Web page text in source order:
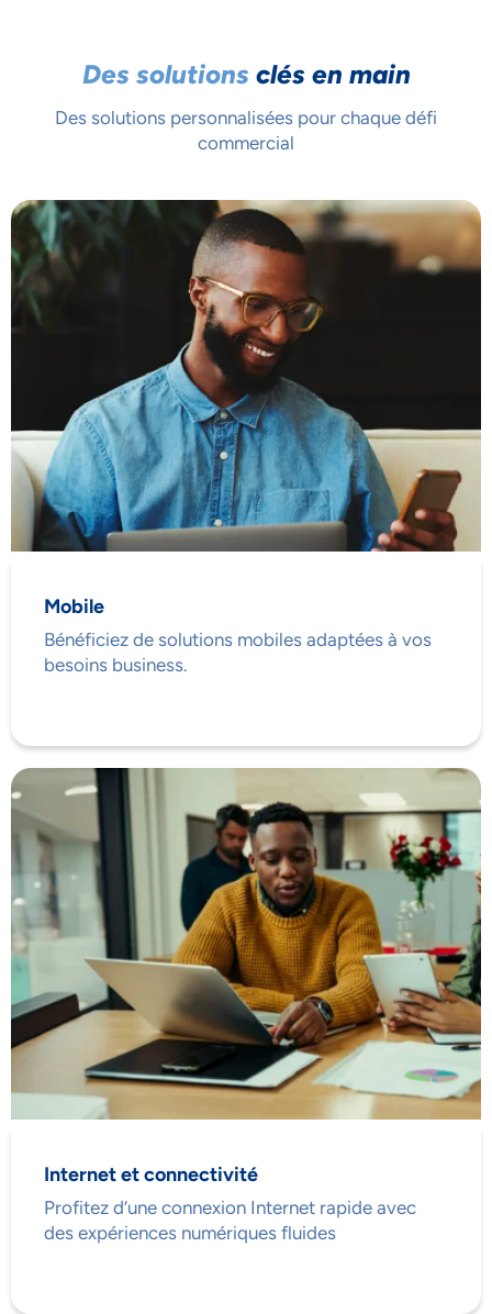
Des solutions clés en main
Des solutions personnalisées pour chaque défi
commercial
Mobile
Bénéficiez de solutions mobiles adaptées à vos
besoins business.
Internet et connectivité
Profitez d’une connexion Internet rapide avec
des expériences numériques fluides